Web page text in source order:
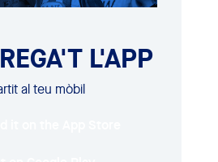
L'APP
al teu mòbil